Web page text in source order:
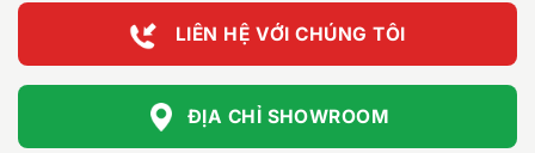
LIÊN HỆ VỚI CHÚNG TÔI
ĐỊA CHỈ SHOWROOM